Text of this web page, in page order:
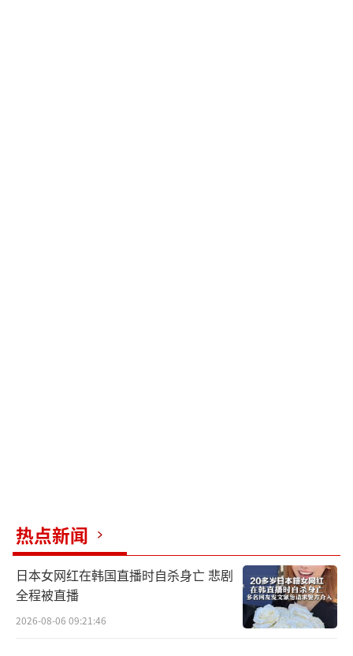
然而，在过去的这个周末里，这则新闻的
评论区同样被不少日本右翼分子“攻陷”。而
且，就像《日本经济新闻》遭到的攻击一样，
《每日新闻》也被扣上了一顶“通中”的大帽
子。
热点新闻
日本女网红在韩国直播时自杀身亡 悲剧
全程被直播
2026-08-06 09:21:46